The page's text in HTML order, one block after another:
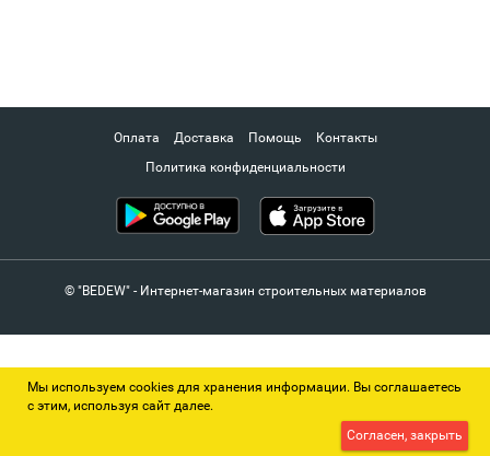
Оплата Доставка Помощь
Контакты
Политика конфиденциальности
© "BEDEW" - Интернет-магазин строительных материалов
Мы используем cookies для хранения информации. Вы соглашаетесь
с этим, используя сайт далее.
Согласен, закрыть